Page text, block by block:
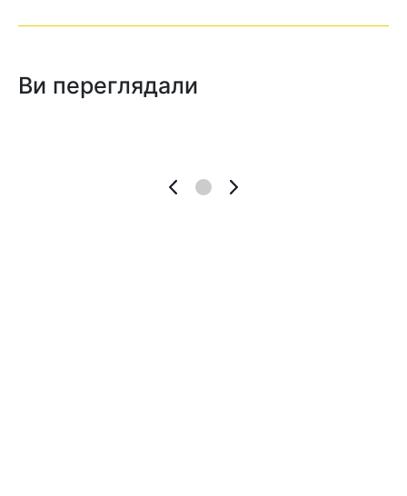
Ви переглядали